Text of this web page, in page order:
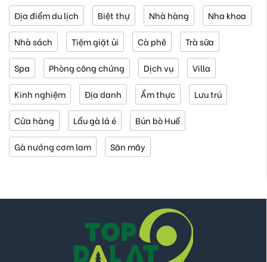
Địa điểm du lịch Biệt thự Nhà hàng Nha khoa
Nhà sách Tiệm giặt ủi Cà phê Trà sữa
Spa Phòng công chứng Dịch vụ Villa
Kinh nghiệm Địa danh Ẩm thực Lưu trú
Cửa hàng Lẩu gà lá é Bún bò Huế
Gà nướng cơm lam Săn mây